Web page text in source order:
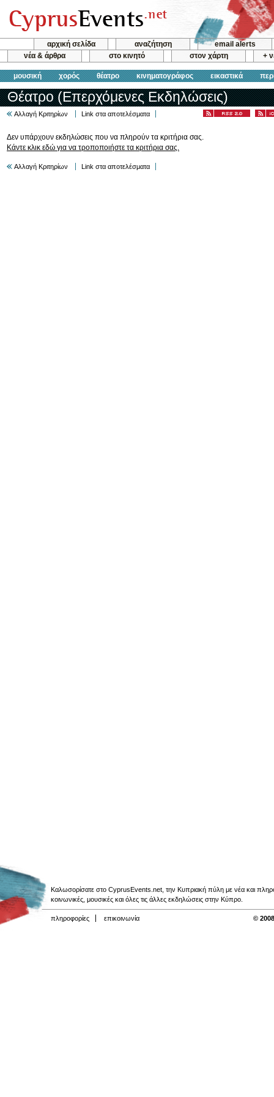
αρχική σελίδα αναζήτηση
email alerts
νέα & άρθρα
στο κινητό στον χάρτη +
μουσική χορός θέατρο κινηματογράφος εικαστικά
Θέατρο (Επερχόμενες Εκδηλώσεις)
Αλλαγή Κριτηρίων Link στα αποτελέσματα
Δεν υπάρχουν εκδηλώσεις που να πληρούν τα κριτήρια σας.
Κάντε κλικ εδώ για να τροποποιήστε τα κριτήρια σας.
Αλλαγή Κριτηρίων Link στα αποτελέσματα
Καλωσορίσατε στο CyprusEvents.net, την Κυπριακή πύλη με νέα και
κοινωνικές, μουσικές και όλες τις άλλες εκδηλώσεις στην Κύπρο.
πληροφορίες επικοινωνία ©